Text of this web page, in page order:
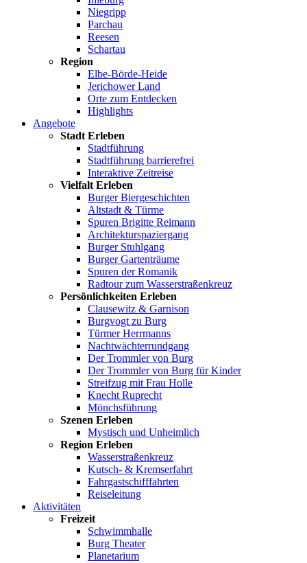
Niegripp
Parchau
Reesen
Schartau
Region
Elbe-Börde-Heide
Jerichower Land
Orte zum Entdecken
Highlights
Angebote
Stadt Erleben
Stadtführung
Stadtführung barrierefrei
Interaktive Zeitreise
Vielfalt Erleben
Burger Biergeschichten
Altstadt & Türme
Spuren Brigitte Reimann
Architekturspaziergang
Burger Stuhlgang
Burger Gartenträume
Spuren der Romanik
Radtour zum Wasserstraßenkreuz
Persönlichkeiten Erleben
Clausewitz & Garnison
Burgvogt zu Burg
Türmer Herrmanns
Nachtwächterrundgang
Der Trommler von Burg
Der Trommler von Burg für Kinder
Streifzug mit Frau Holle
Knecht Ruprecht
Mönchsführung
Szenen Erleben
Mystisch und Unheimlich
Region Erleben
Wasserstraßenkreuz
Kutsch- & Kremserfahrt
Fahrgastschifffahrten
Reiseleitung
Aktivitäten
Freizeit
Schwimmhalle
Burg Theater
Planetarium